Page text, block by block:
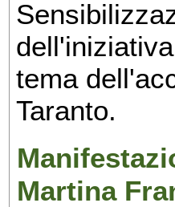
tema
Taranto.
Martina